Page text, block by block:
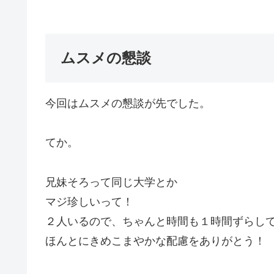
ムスメの懇談
今回はムスメの懇談が先でした。
てか。
兄妹そろって同じ大学とか
マジ珍しいって！
２人いるので、ちゃんと時間も１時間ずらし
ほんとにきめこまやかな配慮をありがとう！